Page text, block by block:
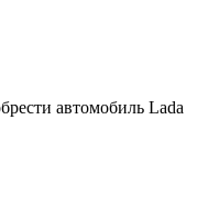
автомобиль Lada